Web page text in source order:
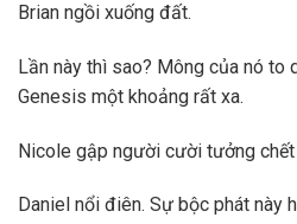
Brian ngồi xuống đất.
Lần này thì sao? Mông của nó to
Genesis một khoảng rất xa.
Nicole gập người cười tưởng
Daniel nổi điên. Sự bộc phát này